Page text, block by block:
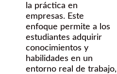
la práctica en
empresas. Este
enfoque permite a los
estudiantes adquirir
conocimientos y
habilidades en un
entorno real de trabajo,